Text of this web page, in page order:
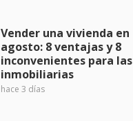
Vender una vivienda en
agosto: 8 ventajas y 8
inconvenientes para las
inmobiliarias
hace 3 días